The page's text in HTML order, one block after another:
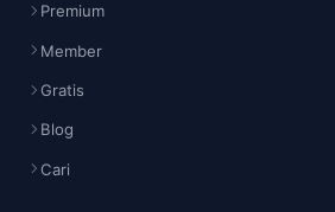
Premium
Member
Gratis
Blog
Cari